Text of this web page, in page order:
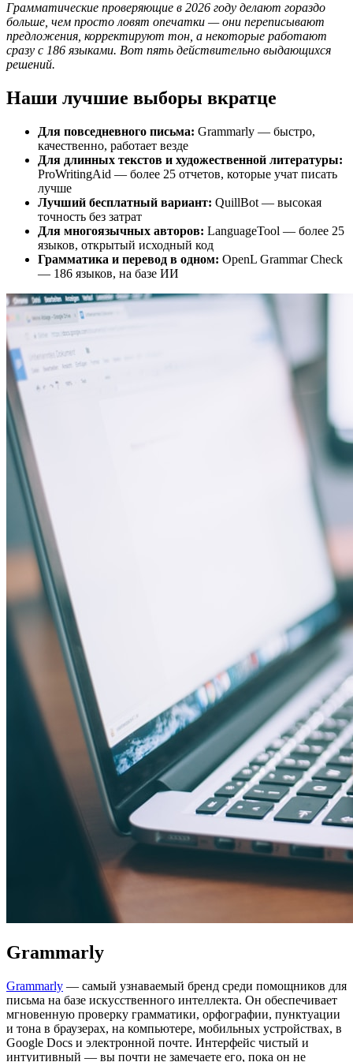
Грамматические проверяющие в 2026 году делают гораздо
больше, чем просто ловят опечатки — они переписывают
предложения, корректируют тон, а некоторые работают
сразу с 186 языками. Вот пять действительно выдающихся
решений.
Наши лучшие выборы вкратце
Для повседневного письма: Grammarly — быстро,
качественно, работает везде
Для длинных текстов и художественной литературы:
ProWritingAid — более 25 отчетов, которые учат писать
лучше
Лучший бесплатный вариант: QuillBot — высокая
точность без затрат
Для многоязычных авторов: LanguageTool — более 25
языков, открытый исходный код
Грамматика и перевод в одном: OpenL Grammar Check
— 186 языков, на базе ИИ
Grammarly
Grammarly — самый узнаваемый бренд среди помощников для
письма на базе искусственного интеллекта. Он обеспечивает
мгновенную проверку грамматики, орфографии, пунктуации
и тона в браузерах, на компьютере, мобильных устройствах, в
Google Docs и электронной почте. Интерфейс чистый и
интуитивный — вы почти не замечаете его, пока он не